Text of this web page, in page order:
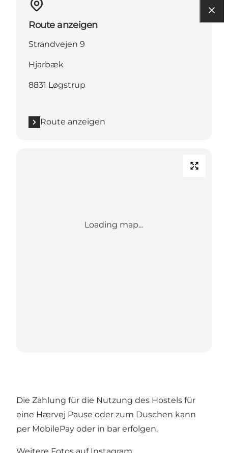
Route anzeigen
Strandvejen 9
Hjarbæk
8831 Løgstrup
Route anzeigen
Loading map...
Die Zahlung für die Nutzung des Hostels für
eine Hærvej Pause oder zum Duschen kann
per MobilePay oder in bar erfolgen.